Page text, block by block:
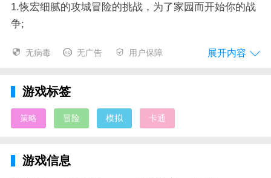
1.恢宏细腻的攻城冒险的挑战，为了家园而开始你的战
争;
2.各种士兵合理的选择能让你展现更华丽的冒险战斗体
3.去进行利用那些不同的地形，在战场之中轻松获得战
斗胜利。
超逼真的攻城模拟器官方简介：
开始你的攻城战斗的体验吧，在这里能为你打造的是一
个不同的炫酷战争冒险挑战，游戏里面的那些风格是偏
无病毒 无广告 用户保障 展开内容
游戏标签
策略 冒险 模拟 卡通
游戏信息